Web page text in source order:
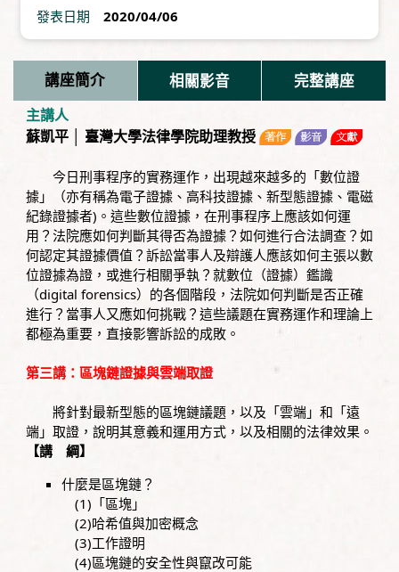
發表日期
2020/04/06
講座簡介 相關影音 完整講座
主講人
蘇凱平 │ 臺灣大學法律學院助理教授
今日刑事程序的實務運作，出現越來越多的「數位證
據」（亦有稱為電子證據、高科技證據、新型態證據、電磁
紀錄證據者)。這些數位證據，在刑事程序上應該如何運
用？法院應如何判斷其得否為證據？如何進行合法調查？如
何認定其證據價值？訴訟當事人及辯護人應該如何主張以數
位證據為證，或進行相關爭執？就數位（證據）鑑識
（digital forensics）的各個階段，法院如何判斷是否正確
進行？當事人又應如何挑戰？這些議題在實務運作和理論上
都極為重要，直接影響訴訟的成敗。
第三講：區塊鏈證據與雲端取證
將針對最新型態的區塊鏈議題，以及「雲端」和「遠
端」取證，說明其意義和運用方式，以及相關的法律效果。
【講 綱】
什麼是區塊鏈？
(1)「區塊」
(2)哈希值與加密概念
(3)工作證明
(4)區塊鏈的安全性與竄改可能